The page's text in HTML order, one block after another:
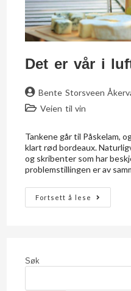
Det er vår i
Bente Storsveen
Veien til vin
Tankene går til Påskelam,
klart rød bordeaux.
og skribenter som har
problemstillingen er av
Fortsett å lese
Søk